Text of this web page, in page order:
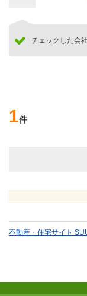
チェックした会
1件
不動産・住宅サイト